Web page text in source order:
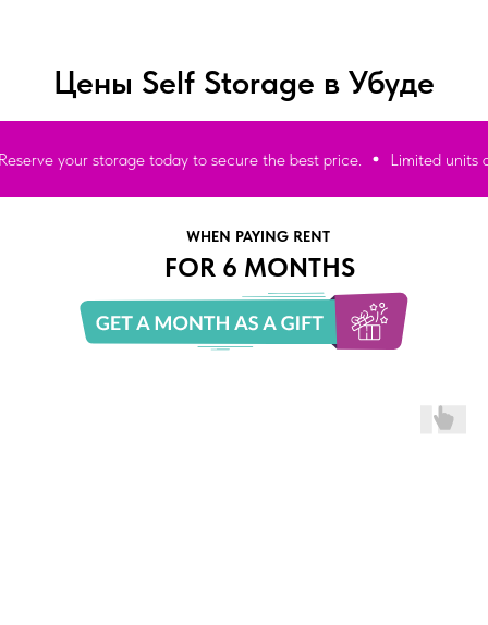
Цены Self Storage в Убуде
storage today to secure the best price. Limited units available!
FOR 6 MONTHS
WHEN PAYING RENT